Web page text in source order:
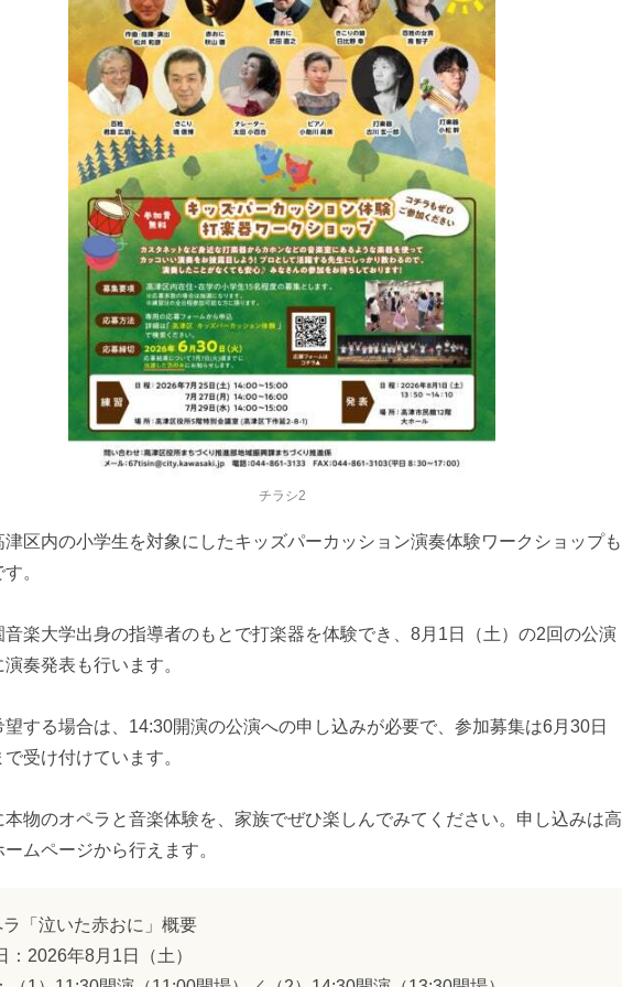
チラシ2
津区内の小学生を対象にしたキッズパーカッション演奏体験ワークショップも
。
音楽大学出身の指導者のもとで打楽器を体験でき、8月1日（土）の2回の公演
奏発表も行います。
望する場合は、14:30開演の公演への申し込みが必要で、参加募集は6月30日
で受け付けています。
本物のオペラと音楽体験を、家族でぜひ楽しんでみてください。申し込みは高
ムページから行えます。
「泣いた赤おに」概要
：2026年8月1日（土）